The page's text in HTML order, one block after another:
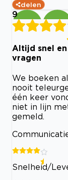
delen
9
Altijd snel
vragen
We boeken
nooit
één keer
niet in lijn
gemeld.
Snelheid/